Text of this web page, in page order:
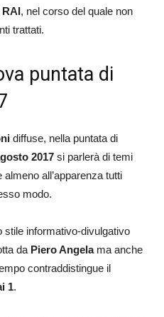
RAI, nel corso del quale non
trattati.
puntata di
diffuse, nella puntata di
2017 si parlerà di temi
all’apparenza tutti
modo.
informativo-divulgativo
da Piero Angelama anche
contraddistingue il
1.